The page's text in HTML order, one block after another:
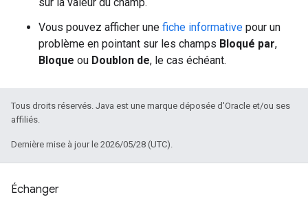
Vous pouvez afficher une fiche informative pour un
problème en pointant sur les champs Bloqué par,
Bloque ou Doublon de, le cas échéant.
Tous droits réservés. Java est une marque déposée d'Oracle et/ou ses
affiliés.
Dernière mise à jour le 2026/05/28 (UTC).
Échanger